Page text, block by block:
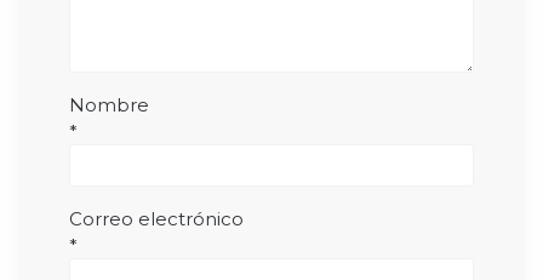
Nombre
*
Correo electrónico
*